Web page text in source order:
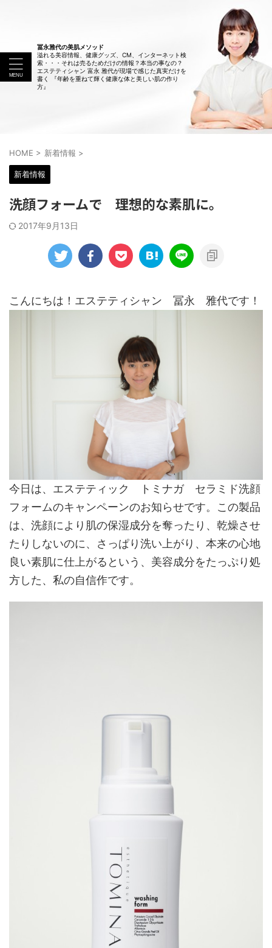
冨永雅代の美肌メソッド
溢れる美容情報、健康グッズ、CM、インターネット検
索・・・それは売るためだけの情報？本当の事なの？
エステティシャン 富永 雅代が現場で感じた真実だけを
書く 『年齢を重ねて輝く健康な体と美しい肌の作り
方』
HOME > 新着情報 >
新着情報
洗顔フォームで 理想的な素肌に。
2017年9月13日
こんにちは！エステティシャン 冨永 雅代です！
今日は、エステティック トミナガ セラミド洗顔
フォームのキャンペーンのお知らせです。この製品
は、洗顔により肌の保湿成分を奪ったり、乾燥させ
たりしないのに、さっぱり洗い上がり、本来の心地
良い素肌に仕上がるという、美容成分をたっぷり処
方した、私の自信作です。